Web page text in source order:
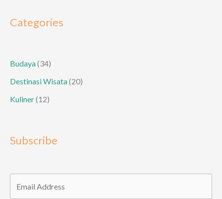
Sumbawa
Categories
Budaya(34)
Destinasi Wisata(20)
Kuliner(12)
Subscribe